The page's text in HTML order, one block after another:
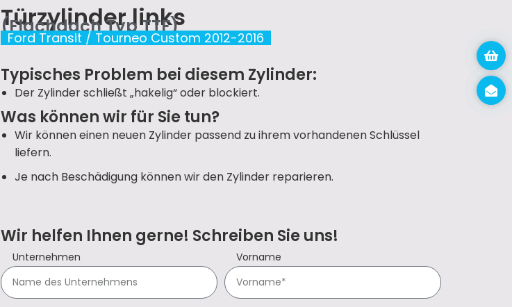
Türzylinder links
(Flachdach Typ TTF)
Ford Transit / Tourneo Custom 2012-2016
Typisches Problem bei diesem Zylinder:
Der Zylinder schließt „hakelig“ oder blockiert.
Was können wir für Sie tun?
Wir können einen neuen Zylinder passend zu ihrem vorhandenen Schlüssel
liefern.
Je nach Beschädigung können wir den Zylinder reparieren.
Wir helfen Ihnen gerne! Schreiben Sie uns!
Unternehmen Vorname